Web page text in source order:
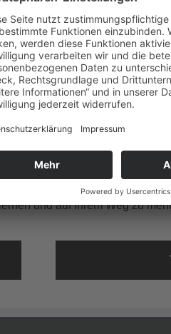
Unser engagiertes Team
zu verbessern.
bieten wir Ihnen ein Umfeld,
und ein eingespieltes
derPhysiotherapie
ab
eine detaillierte Übersicht
Rehasport, um Sie auch
und auf Ihrem Weg zu